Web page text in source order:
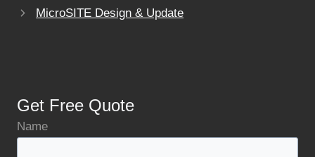
MicroSITE Design & Update
Get Free Quote
Name